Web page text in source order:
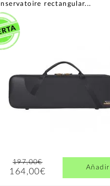
rectangular...
197,00€
164,00€ Añadir